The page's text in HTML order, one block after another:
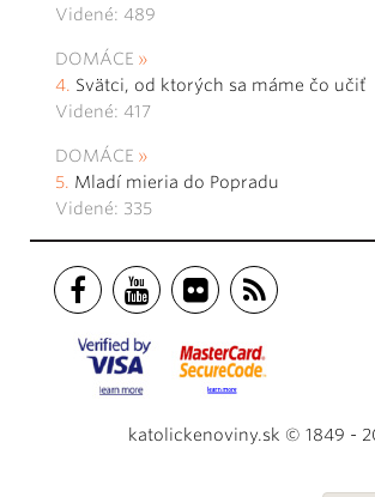
Videné: 489
DOMÁCE
Svätci, od ktorých sa máme čo učiť
Videné: 417
DOMÁCE
Mladí mieria do Popradu
Videné: 335
katolickenoviny.sk © 1849 -